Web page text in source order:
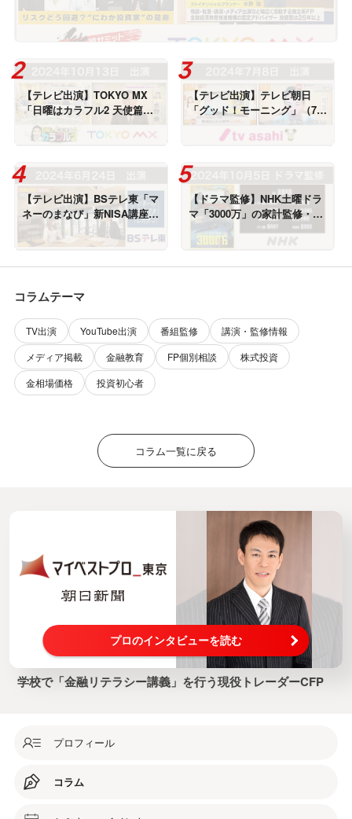
【テレビ出演】TOKYO MX
「日曜はカラフル2 天使篇」
（10月13日放送）に出演しま
した
【テレビ出演】テレビ朝日
「グッド！モーニング」（7月
8日放送）に出演しました
【テレビ出演】BSテレ東「マ
ネーのまなび」新NISA講座・
成長投資枠で個別株（6月24
日放送）に出演しました
【ドラマ監修】NHK土曜ドラ
マ「3000万」の家計監修・考
証を担当しました
コラムテーマ
TV出演 YouTube出演 番組監修
講演・監修情報
メディア掲載
金融教育 FP個別相談
株式投資
金相場価格
投資初心者
コラム一覧に戻る
プロのインタビューを読む
学校で「金融リテラシー講義」を行う現役トレーダーCFP
プロフィール
コラム